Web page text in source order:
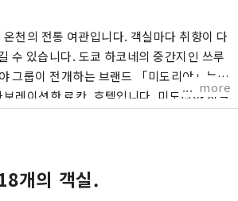
천의 전통 여관입니다. 객실마다 취향이 다
수 있습니다. 도쿄 하코네의 중간지인 쓰루
레이션한 료칸, 호텔입니다. 미도리야 시설
라 온천에 있는 여관 「유무라 온천 미도
숙소” 인정. 아기・아이 동반도 안심하고
more
개의 객실.